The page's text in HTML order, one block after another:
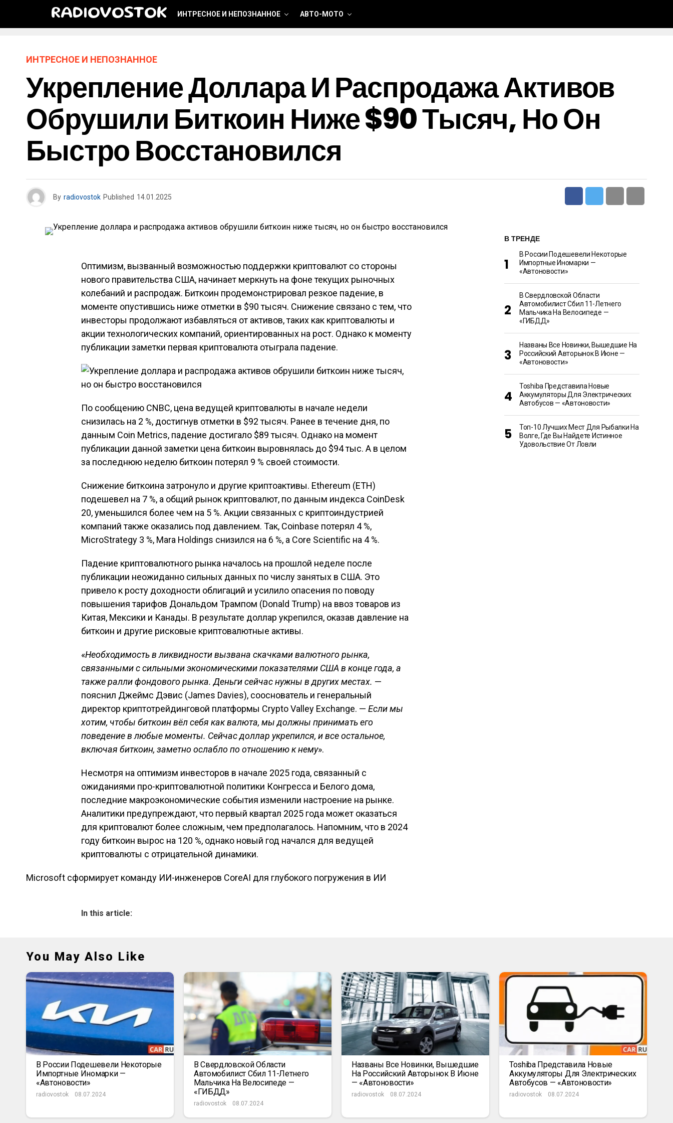
RADIOVOSTOK ИНТРЕСНОЕ И НЕПОЗНАННОЕ АВТО-МОТО
ИНТРЕСНОЕ И НЕПОЗНАННОЕ
Укрепление Доллара И Распродажа Активов
Обрушили Биткоин Ниже $90 Тысяч, Но Он
Быстро Восстановился
By radiovostok Published 14.01.2025
Оптимизм, вызванный возможностью поддержки криптовалют со стороны
нового правительства США, начинает меркнуть на фоне текущих рыночных
колебаний и распродаж. Биткоин продемонстрировал резкое падение, в
моменте опустившись ниже отметки в $90 тысяч. Снижение связано с тем, что
инвесторы продолжают избавляться от активов, таких как криптовалюты и
акции технологических компаний, ориентированных на рост. Однако к моменту
публикации заметки первая криптовалюта отыграла падение.
По сообщению CNBC, цена ведущей криптовалюты в начале недели
снизилась на 2 %, достигнув отметки в $92 тысяч. Ранее в течение дня, по
данным Coin Metrics, падение достигало $89 тысяч. Однако на момент
публикации данной заметки цена биткоин выровнялась до $94 тыс. А в целом
за последнюю неделю биткоин потерял 9 % своей стоимости.
Снижение биткоина затронуло и другие криптоактивы. Ethereum (ETH)
подешевел на 7 %, а общий рынок криптовалют, по данным индекса CoinDesk
20, уменьшился более чем на 5 %. Акции связанных с криптоиндустрией
компаний также оказались под давлением. Так, Coinbase потерял 4 %,
MicroStrategy 3 %, Mara Holdings снизился на 6 %, а Core Scientific на 4 %.
Падение криптовалютного рынка началось на прошлой неделе после
публикации неожиданно сильных данных по числу занятых в США. Это
привело к росту доходности облигаций и усилило опасения по поводу
повышения тарифов Дональдом Трампом (Donald Trump) на ввоз товаров из
Китая, Мексики и Канады. В результате доллар укрепился, оказав давление на
биткоин и другие рисковые криптовалютные активы.
«Необходимость в ликвидности вызвана скачками валютного рынка,
связанными с сильными экономическими показателями США в конце года, а
также ралли фондового рынка. Деньги сейчас нужны в других местах. —
пояснил Джеймс Дэвис (James Davies), сооснователь и генеральный
директор криптотрейдинговой платформы Crypto Valley Exchange. — Если мы
хотим, чтобы биткоин вёл себя как валюта, мы должны принимать его
поведение в любые моменты. Сейчас доллар укрепился, и все остальное,
включая биткоин, заметно ослабло по отношению к нему».
Несмотря на оптимизм инвесторов в начале 2025 года, связанный с
ожиданиями про-криптовалютной политики Конгресса и Белого дома,
последние макроэкономические события изменили настроение на рынке.
Аналитики предупреждают, что первый квартал 2025 года может оказаться
для криптовалют более сложным, чем предполагалось. Напомним, что в 2024
году биткоин вырос на 120 %, однако новый год начался для ведущей
криптовалюты с отрицательной динамики.
Навигация по записям
Microsoft сформирует команду ИИ-инженеров CoreAI для глубокого погружения в ИИ
In this article:
В ТРЕНДЕ
В России Подешевели Некоторые
Импортные Иномарки —
«Автоновости»
В Свердловской Области
Автомобилист Сбил 11-Летнего
Мальчика На Велосипеде —
«ГИБДД»
Названы Все Новинки, Вышедшие На
Российский Авторынок В Июне —
«Автоновости»
Toshiba Представила Новые
Аккумуляторы Для Электрических
Автобусов — «Автоновости»
Топ-10 Лучших Мест Для Рыбалки На
Волге, Где Вы Найдете Истинное
Удовольствие От Ловли
You May Also Like
В России Подешевели Некоторые
Импортные Иномарки —
«Автоновости»
radiovostok 08.07.2024
В Свердловской Области
Автомобилист Сбил 11-Летнего
Мальчика На Велосипеде —
«ГИБДД»
radiovostok 08.07.2024
Названы Все Новинки, Вышедшие
На Российский Авторынок В Июне
— «Автоновости»
radiovostok 08.07.2024
Toshiba Представила Новые
Аккумуляторы Для Электрических
Автобусов — «Автоновости»
radiovostok 08.07.2024